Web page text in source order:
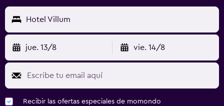
Hotel Villum
jue. 13/8 vie. 14/8
Recibir las ofertas especiales de momondo